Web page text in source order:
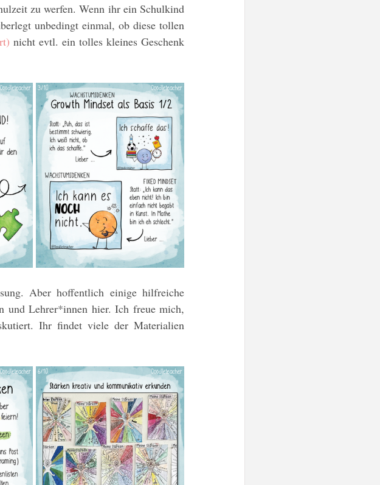
Sketchnotes Post-Its
zu werfen. Wenn ihr ein Schulkind
unbedingt einmal, ob diese tollen
nicht evtl. ein tolles kleines Geschenk
Aber hoffentlich einige hilfreiche
und Lehrer*innen hier. Ich freue mich,